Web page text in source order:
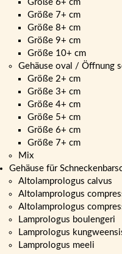
Größe 6+ cm
Größe 7+ cm
Größe 8+ cm
Größe 9+ cm
Größe 10+ cm
Gehäuse oval / Öffnung
Größe 2+ cm
Größe 3+ cm
Größe 4+ cm
Größe 5+ cm
Größe 6+ cm
Größe 7+ cm
Mix
Gehäuse für
Altolamprologus calvus
Altolamprologus
Altolamprologus
Lamprologus boulengeri
Lamprologus
Lamprologus meeli